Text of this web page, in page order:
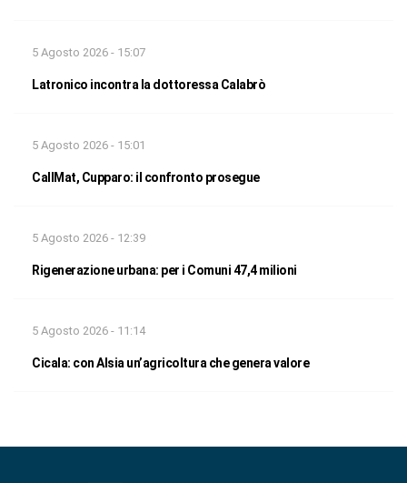
5 Agosto 2026 - 15:07
Latronico incontra la dottoressa Calabrò
5 Agosto 2026 - 15:01
CallMat, Cupparo: il confronto prosegue
5 Agosto 2026 - 12:39
Rigenerazione urbana: per i Comuni 47,4 milioni
5 Agosto 2026 - 11:14
Cicala: con Alsia un’agricoltura che genera valore